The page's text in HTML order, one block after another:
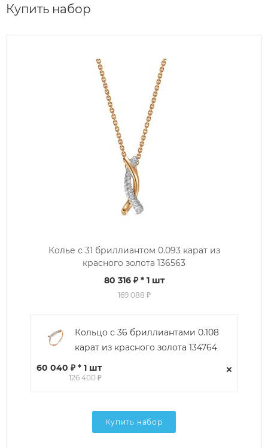
Купить набор
Колье с 31 бриллиантом 0.093 карат из
красного золота 136563
80 316 ₽* 1 шт
169 088 ₽
Кольцо с 36 бриллиантами 0.108
карат из красного золота 134764
60 040 ₽ * 1 шт
126 400 ₽
Купить набор